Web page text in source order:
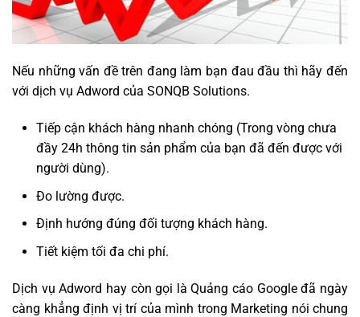
Nếu những vấn đề trên đang làm bạn đau đầu thì hãy đến
với dịch vụ Adword của SONQB Solutions.
Tiếp cận khách hàng nhanh chóng (Trong vòng chưa
đầy 24h thông tin sản phẩm của bạn đã đến được với
người dùng).
Đo lường được.
Định hướng đúng đối tượng khách hàng.
Tiết kiệm tối đa chi phí.
Dịch vụ Adword hay còn gọi là Quảng cáo Google đã ngày
càng khẳng định vị trí của mình trong Marketing nói chung